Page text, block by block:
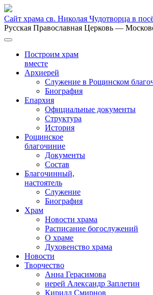
Сайт храма св. Николая Чудотворца в
Русская Православная Церковь —
Построим храм
вместе
Архиерей
Служение в Рощинском
Биография
Епархия
Официальные документы
Структура
История
Рощинское
благочиние
Документы
Состав
Благочинный,
настоятель
Служение
Биография
Храм
Новости храма
Расписание богослужений
О храме
Духовенство храма
Новости
Творчество
Анна Герасимова
иерей Александр Заплетин
Кирилл Смирнов